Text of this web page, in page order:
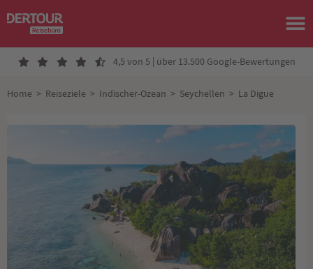
4,5 von 5 | über 13.500 Google-Bewertungen
Home > Reiseziele > Indischer-Ozean > Seychellen > La Digue